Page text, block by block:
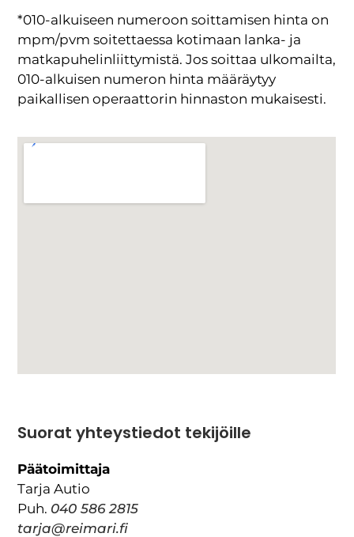
*010-alkuiseen numeroon soittamisen hinta on
mpm/pvm soitettaessa kotimaan lanka- ja
matkapuhelinliittymistä. Jos soittaa ulkomailta,
010-alkuisen numeron hinta määräytyy
paikallisen operaattorin hinnaston mukaisesti.
Suorat yhteystiedot tekijöille
Päätoimittaja
Tarja Autio
Puh. 040 586 2815
tarja@reimari.fi